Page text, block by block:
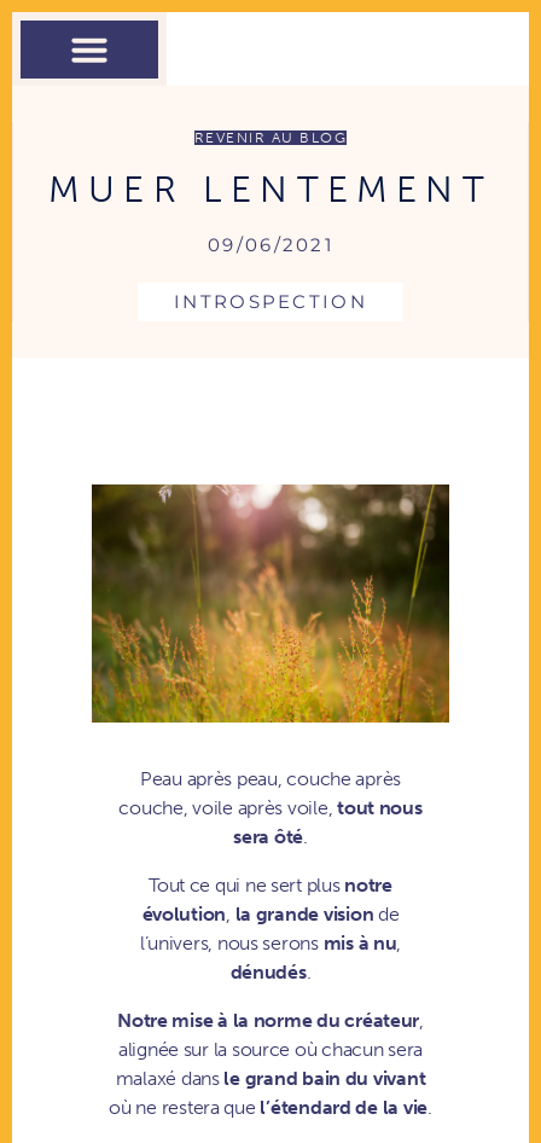
REVENIR AU BLOG
MUER LENTEMENT
09/06/2021
INTROSPECTION
Peau après peau, couche après
couche, voile après voile,tout nous
sera ôté.
Tout ce qui ne sert plus notre
évolution, la grande vision de
l’univers, nous serons mis à nu,
dénudés.
Notre mise à la norme du créateur,
alignée sur la source où chacun sera
malaxé dans le grand bain du vivant
où ne restera que l’étendard de la vie.